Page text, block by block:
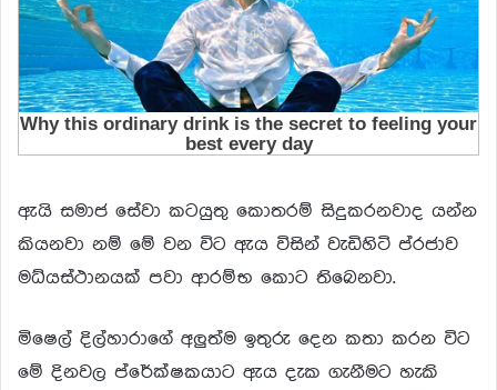
ඇයි සමාජ සේවා කටයුතු කොතරම් සිදුකරනවාද යන්න
කියනවා නම් මේ වන විට ඇය විසින් වැඩිහිටි ප්රජාව
මධ්යස්ථානයක් පවා ආරම්භ කොට තිබෙනවා.
මිෂෙල් දිල්හාරාගේ අලුත්ම ඉතුරු දෙන කතා කරන විට
මේ දිනවල ප්රේක්ෂකයාට ඇය දැක ගැනීමට හැකි